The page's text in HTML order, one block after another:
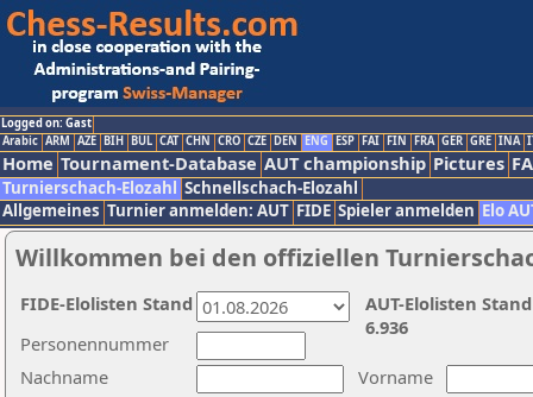
Logged on: Gast
Arabic ARM AZE BIH BUL CAT CHN CRO CZE DEN ENG ESP FAI FIN FRA GER GRE INA
Home Tournament-Database AUT championship Pictures
Turnierschach-Elozahl Schnellschach-Elozahl
Allgemeines Turnier anmelden: AUT FIDE Spieler anmelden Elo
Willkommen bei den offiziellen
Nachname
Vorname
Personennummer
AUT-Elolisten
6.936
FIDE-Elolisten Stand